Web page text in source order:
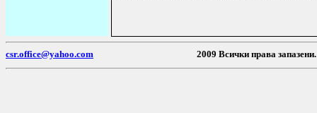
csr.office@yahoo.com 2009 Всички